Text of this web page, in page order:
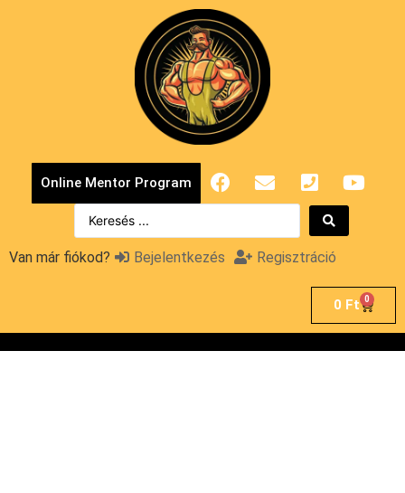
Online Mentor Program
Van már fiókod? Bejelentkezés Regisztráció
0 Ft 0